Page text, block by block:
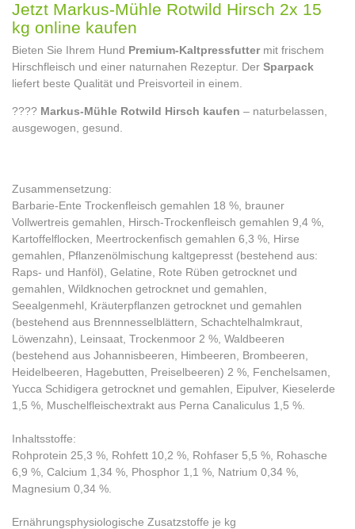
Jetzt Markus-Mühle Rotwild Hirsch 2x 15
kg online kaufen
Bieten Sie Ihrem Hund Premium-Kaltpressfuttermit frischem
Hirschfleisch und einer naturnahen Rezeptur. Der Sparpack
liefert beste Qualität und Preisvorteil in einem.
???? Markus-Mühle Rotwild Hirsch kaufen – naturbelassen,
ausgewogen, gesund.
Zusammensetzung:
Barbarie-Ente Trockenfleisch gemahlen 18 %, brauner
Vollwertreis gemahlen, Hirsch-Trockenfleisch gemahlen 9,4 %,
Kartoffelflocken, Meertrockenfisch gemahlen 6,3 %, Hirse
gemahlen, Pflanzenölmischung kaltgepresst (bestehend aus:
Raps- und Hanföl), Gelatine, Rote Rüben getrocknet und
gemahlen, Wildknochen getrocknet und gemahlen,
Seealgenmehl, Kräuterpflanzen getrocknet und gemahlen
(bestehend aus Brennnesselblättern, Schachtelhalmkraut,
Löwenzahn), Leinsaat, Trockenmoor 2 %, Waldbeeren
(bestehend aus Johannisbeeren, Himbeeren, Brombeeren,
Heidelbeeren, Hagebutten, Preiselbeeren) 2 %, Fenchelsamen,
Yucca Schidigera getrocknet und gemahlen, Eipulver, Kieselerde
1,5 %, Muschelfleischextrakt aus Perna Canaliculus 1,5 %.
Inhaltsstoffe:
Rohprotein 25,3 %, Rohfett 10,2 %, Rohfaser 5,5 %, Rohasche
6,9 %, Calcium 1,34 %, Phosphor 1,1 %, Natrium 0,34 %,
Magnesium 0,34 %.
Ernährungsphysiologische Zusatzstoffe je kg